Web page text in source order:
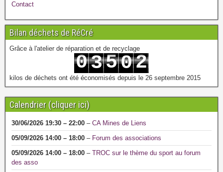
Contact
Bilan déchets de RéCré
Grâce à l'atelier de réparation et de recyclage
0
1
3
4
5
6
0
1
2
3
kilos de déchets ont été économisés depuis le 26 septembre 2015
Calendrier (cliquer ici)
30/06/2026 19:30 – 22:00 – CA Mines de Liens
05/09/2026 14:00 – 18:00 – Forum des associations
05/09/2026 14:00 – 18:00 – TROC sur le thème du sport au forum
des asso